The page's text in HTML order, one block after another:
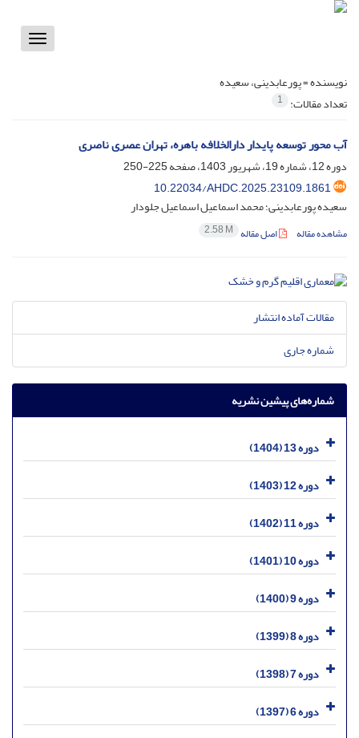
Toggle
نویسنده =پورعابدینی، سعیده
تعداد مقالات: 1
آب محور توسعه ‌پایدار دارالخلافه باهره، تهران عصری ناصری
دوره 12، شماره 19، شهریور 1403، صفحه
225-250
10.22034/AHDC.2025.23109.1861
سعیده پورعابدینی؛ محمد اسماعیل اسماعیل جلودار
مشاهده مقاله اصل مقاله 2.58 M
مقالات آماده انتشار
شماره جاری
شماره‌های پیشین نشریه
دوره 13 (1404)
دوره 12 (1403)
دوره 11 (1402)
دوره 10 (1401)
دوره 9 (1400)
دوره 8 (1399)
دوره 7 (1398)
دوره 6 (1397)